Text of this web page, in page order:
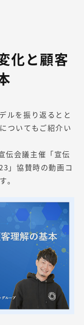
化と顧客
ルを振り返るとと
ついてもご紹介い
伝会議主催「宣伝
」協賛時の動画コ
。